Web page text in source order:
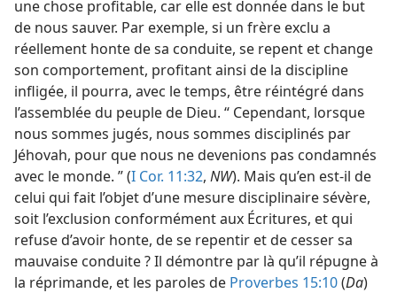
une chose profitable, car elle est donnée dans le but
de nous sauver. Par exemple, si un frère exclu a
réellement honte de sa conduite, se repent et change
son comportement, profitant ainsi de la discipline
infligée, il pourra, avec le temps, être réintégré dans
l’assemblée du peuple de Dieu. “ Cependant, lorsque
nous sommes jugés, nous sommes disciplinés par
Jéhovah, pour que nous ne devenions pas condamnés
avec le monde. ” (I Cor. 11:32, NW). Mais qu’en est-​il de
celui qui fait l’objet d’une mesure disciplinaire sévère,
soit l’exclusion conformément aux Écritures, et qui
refuse d’avoir honte, de se repentir et de cesser sa
mauvaise conduite ? Il démontre par là qu’il répugne à
la réprimande, et les paroles de Proverbes 15:10(Da)